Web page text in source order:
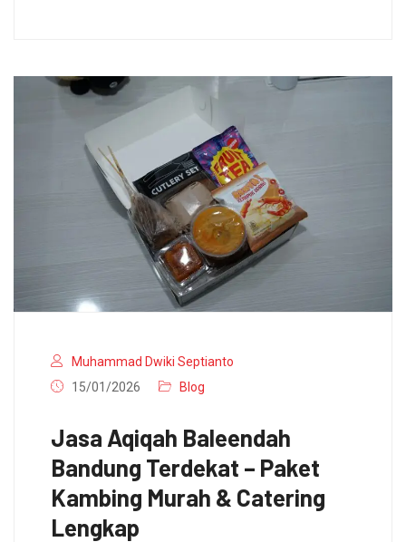
Muhammad Dwiki Septianto
15/01/2026
Blog
Jasa Aqiqah Baleendah
Bandung Terdekat – Paket
Kambing Murah & Catering
Lengkap